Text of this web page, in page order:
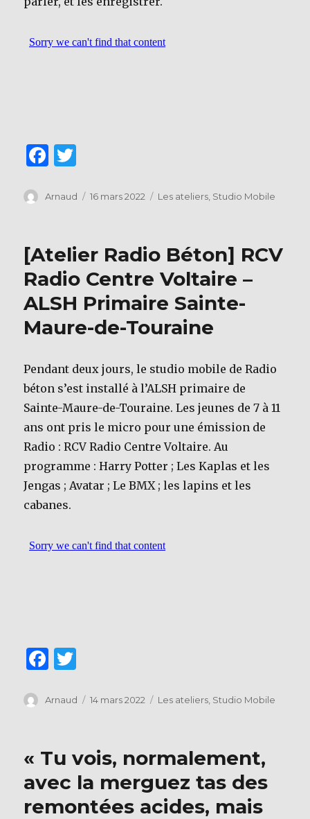
F
c
b
o
o
k
it
r
Auteur
Arnaud
Publié
16 mars 2022 Catégories
Les ateliers Studio Mobile
[Atelier Radio Béton] RCV
Radio Centre Voltaire –
ALSH Primaire Sainte-
Maure-de-Touraine
Pendant deux jours, le studio mobile de Radio
béton s’est installé à l’ALSH primaire de
Sainte-Maure-de-Touraine. Les jeunes de 7 à 11
ans ont pris le micro pour une émission de
Radio : RCV Radio Centre Voltaire. Au
programme : Harry Potter ; Les Kaplas et les
Jengas ; Avatar ; Le BMX ; les lapins et les
cabanes.
F
c
b
o
o
it
r
Auteur
Arnaud
Publié
14 mars 2022 Catégories
Les ateliers Studio Mobile
« Tu vois, normalement,
avec la merguez tas des
remontées acides, mais